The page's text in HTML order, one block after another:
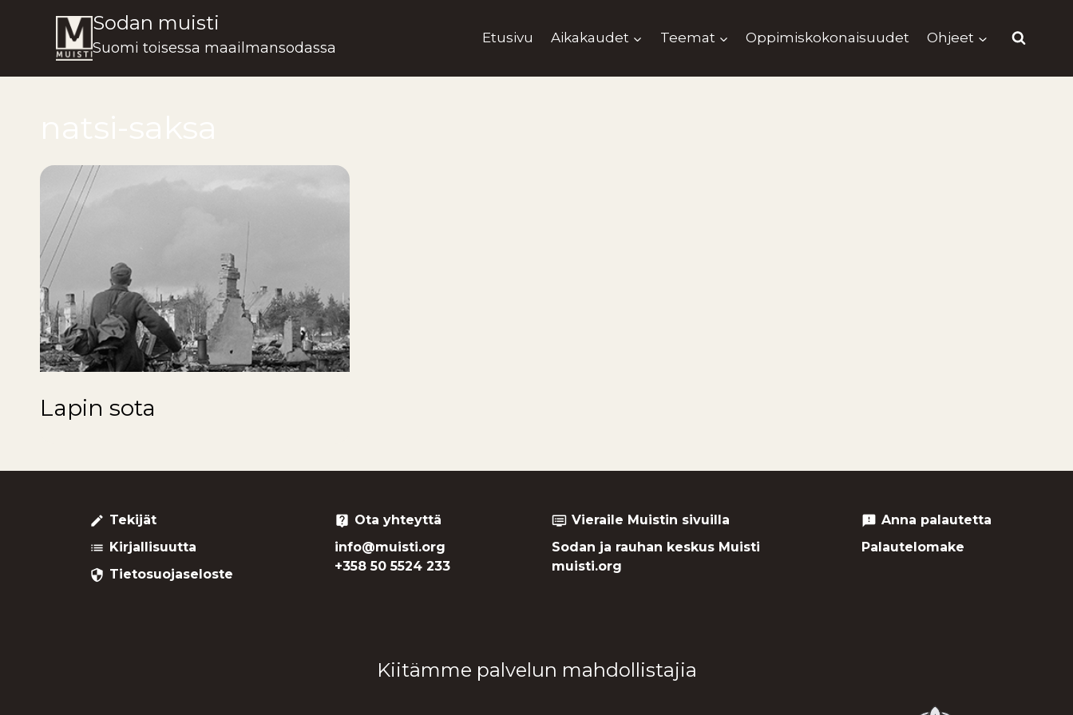
Sodan muisti
Suomi toisessa maailmansodassa
Etusivu Aikakaudet Teemat Oppimiskokonaisuudet Ohjeet
Lapin sota
create Tekijät
list Kirjallisuutta
security Tietosuojaseloste
live_help Ota yhteyttä
info@muisti.org
+358 50 5524 233
dvr Vieraile Muistin sivuilla
Sodan ja rauhan keskus Muisti
muisti.org
feedback Anna palautetta
Palautelomake
Kiitämme palvelun mahdollistajia